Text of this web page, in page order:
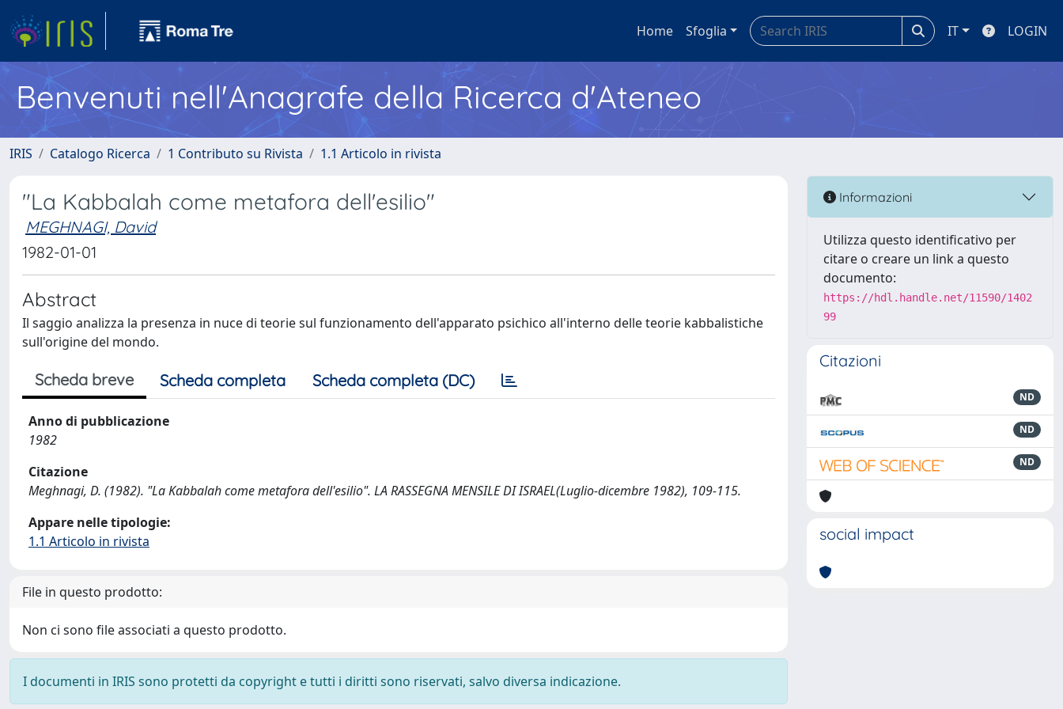
Home Sfoglia IT LOGIN
Benvenuti nell'Anagrafe della Ricerca d'Ateneo
IRIS Catalogo Ricerca 1 Contributo su Rivista 1.1 Articolo in rivista
"La Kabbalah come metafora dell'esilio"
MEGHNAGI, David
1982-01-01
Abstract
Il saggio analizza la presenza in nuce di teorie sul funzionamento dell'apparato psichico all'interno delle teorie kabbalistiche
sull'origine del mondo.
Scheda breve Scheda completa Scheda completa (DC)
Anno di pubblicazione
1982
Citazione
Meghnagi, D. (1982). "La Kabbalah come metafora dell'esilio". LA RASSEGNA MENSILE DI ISRAEL(Luglio-dicembre 1982), 109-115.
Appare nelle tipologie:
1.1 Articolo in rivista
File in questo prodotto:
Non ci sono file associati a questo prodotto.
I documenti in IRIS sono protetti da copyright e tutti i diritti sono riservati, salvo diversa indicazione.
Informazioni
Utilizza questo identificativo per
citare o creare un link a questo
documento:
https://hdl.handle.net/11590/1402
99
Citazioni
ND
ND
ND
social impact